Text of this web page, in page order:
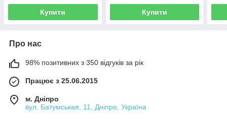
Купити Купити
Про нас
98% позитивних з 350 відгуків за рік
Працює з 25.06.2015
м. Дніпро
вул. Батумськая, 11, Дніпро, Україна